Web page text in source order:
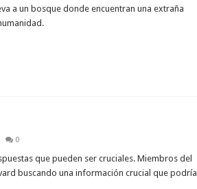
a un bosque donde encuentran una extraña
0
que pueden ser cruciales. Miembros del
buscando una información crucial que podría